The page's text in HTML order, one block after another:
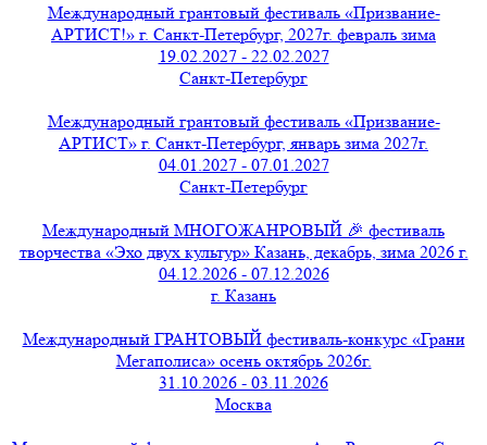
Международный грантовый фестиваль «Призвание-
АРТИСТ!» г. Санкт-Петербург, 2027г. февраль зима
19.02.2027 - 22.02.2027
Санкт-Петербург
Международный грантовый фестиваль «Призвание-
АРТИСТ» г. Санкт-Петербург, январь зима 2027г.
04.01.2027 - 07.01.2027
Санкт-Петербург
Международный МНОГОЖАНРОВЫЙ 🎉 фестиваль
творчества «Эхо двух культур» Казань, декабрь, зима 2026 г.
04.12.2026 - 07.12.2026
г. Казань
Международный ГРАНТОВЫЙ фестиваль-конкурс «Грани
Мегаполиса» осень октябрь 2026г.
31.10.2026 - 03.11.2026
Москва